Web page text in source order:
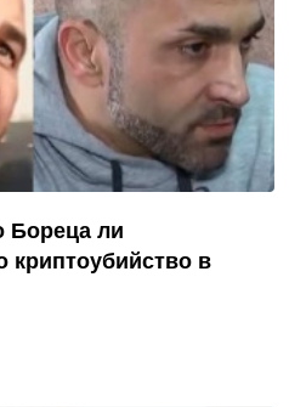
Бореца ли
криптоубийство в